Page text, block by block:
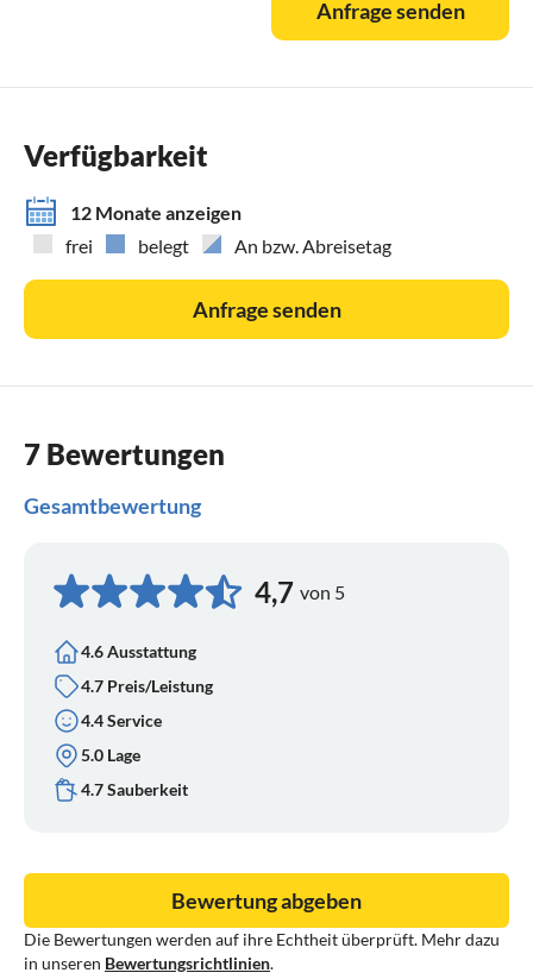
Anfrage senden
Verfügbarkeit
12 Monate anzeigen
frei
belegt An bzw. Abreisetag
Anfrage senden
7 Bewertungen
Gesamtbewertung
4,7 von 5
4.6 Ausstattung
4.7 Preis/Leistung
4.4 Service
5.0 Lage
4.7 Sauberkeit
Die Bewertungen werden auf ihre Echtheit überprüft. Mehr dazu
in unseren Bewertungsrichtlinien.
Bewertung abgeben